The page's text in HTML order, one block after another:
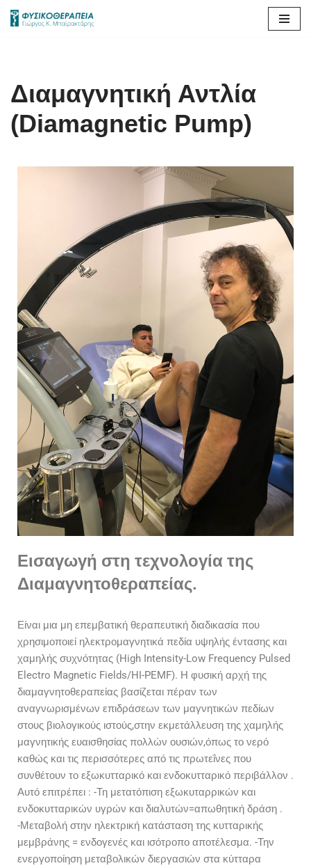
Διαμαγνητική Αντλία
(Diamagnetic Pump)
Εισαγωγή στη τεχνολογία της
Διαμαγνητοθεραπείας.
Είναι μια μη επεμβατική θεραπευτική διαδικασία που
χρησιμοποιεί ηλεκτρομαγνητικά πεδία υψηλής έντασης και
χαμηλής συχνότητας (High Intensity-Low Frequency Pulsed
Electro Magnetic Fields/HI-PEMF). Η φυσική αρχή της
διαμαγνητοθεραπείας βασίζεται πέραν των
αναγνωρισμένων επιδράσεων των μαγνητικών πεδίων
στους βιολογικούς ιστούς,στην εκμετάλλευση της χαμηλής
μαγνητικής ευαισθησίας πολλών ουσιών,όπως το νερό
καθώς και τις περισσότερες από τις πρωτεΐνες που
συνθέτουν το εξωκυτταρικό και ενδοκυτταρικό περιβάλλον .
Αυτό επιτρέπει : -Τη μετατόπιση εξωκυταρρικών και
ενδοκυτταρικών υγρών και διαλυτών=απωθητική δράση .
-Μεταβολή στην ηλεκτρική κατάσταση της κυτταρικής
μεμβράνης = ενδογενές και ισότροπο αποτέλεσμα. -Την
ενεργοποίηση μεταβολικών διεργασιών στα κύτταρα